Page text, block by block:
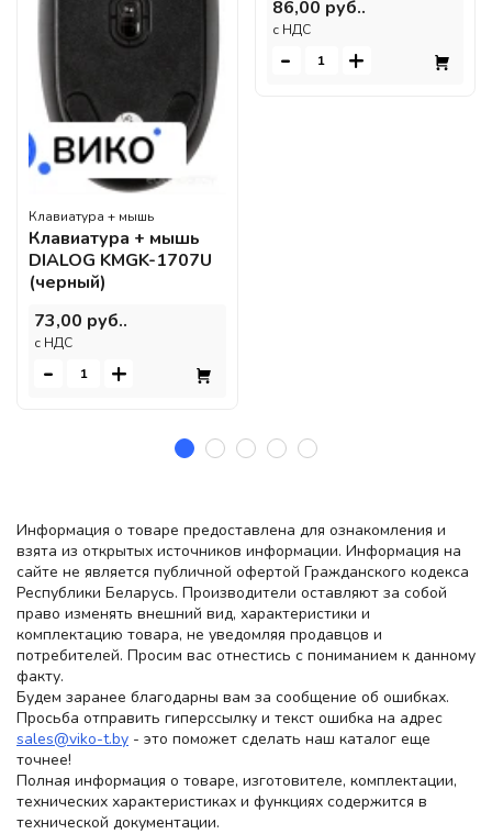
Клавиатура + мышь
Клавиатура + мышь
DIALOG KMGK-1707U
(черный)
73,00 руб..
c НДС
- +
86,00 руб..
c НДС
- +
Информация о товаре предоставлена для ознакомления и
взята из открытых источников информации. Информация на
сайте не является публичной офертой Гражданского кодекса
Республики Беларусь. Производители оставляют за собой
право изменять внешний вид, характеристики и
комплектацию товара, не уведомляя продавцов и
потребителей. Просим вас отнестись с пониманием к данному
факту.
Будем заранее благодарны вам за сообщение об ошибках.
Просьба отправить гиперссылку и текст ошибка на адрес
sales@viko-t.by - это поможет сделать наш каталог еще
точнее!
Полная информация о товаре, изготовителе, комплектации,
технических характеристиках и функциях содержится в
технической документации.